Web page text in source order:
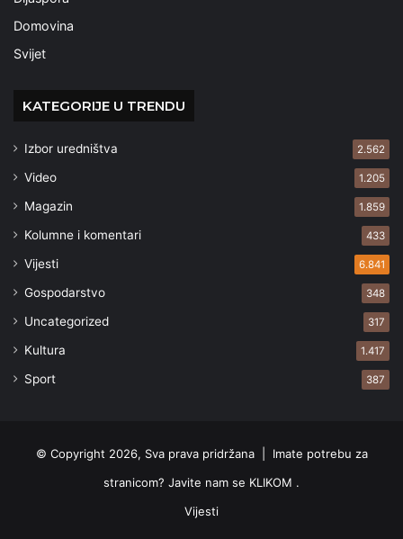
Domovina
Svijet
KATEGORIJE U TRENDU
Izbor uredništva 2.562
Video 1.205
Magazin 1.859
Kolumne i komentari 433
Vijesti 6.841
Gospodarstvo 348
Uncategorized 317
Kultura 1.417
Sport 387
© Copyright 2026, Sva prava pridržana | Imate potrebu za
stranicom? Javite nam se KLIKOM .
Vijesti